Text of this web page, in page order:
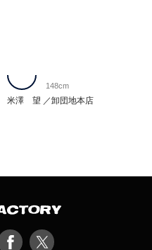
米澤 望 卸団地本店
148cm